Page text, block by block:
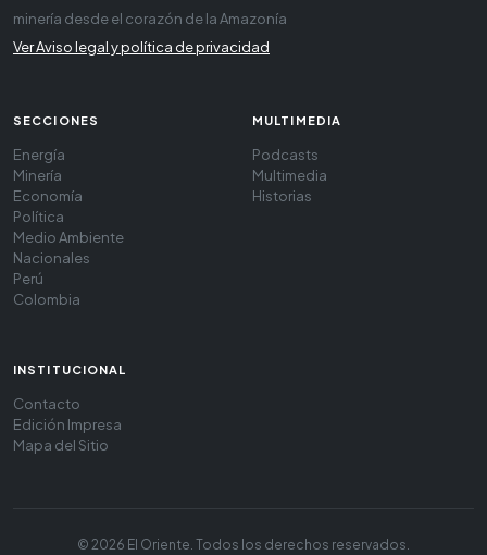
minería desde el corazón de la Amazonía
Ver Aviso legal y política de privacidad
SECCIONES
Energía
Minería
Economía
Política
Medio Ambiente
Nacionales
Perú
Colombia
MULTIMEDIA
Podcasts
Multimedia
Historias
INSTITUCIONAL
Contacto
Edición Impresa
Mapa del Sitio
© 2026 El Oriente. Todos los derechos reservados.